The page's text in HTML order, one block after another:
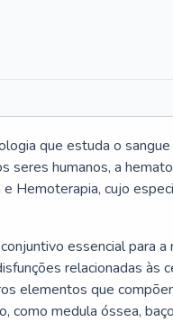
que estuda o
seres humanos, a
Hemoterapia, cujo
essencial para a
relacionadas às
elementos que
como medula óssea,